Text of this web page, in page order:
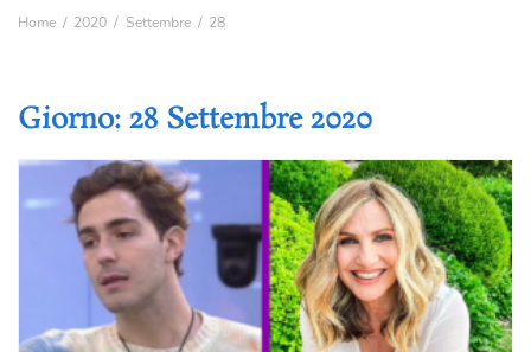
Home 2020 Settembre 28
Giorno: 28 Settembre 2020